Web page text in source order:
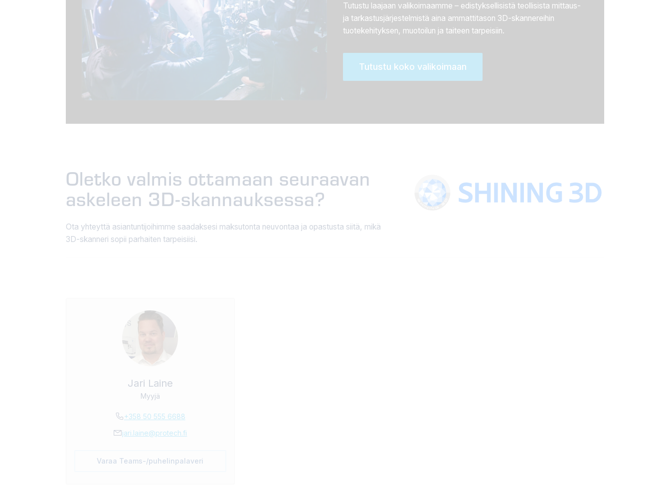
Tutustu laajaan valikoimaamme – edistyksellisistä teollisista mittaus-
ja tarkastusjärjestelmistä aina ammattitason 3D-skannereihin
tuotekehityksen, muotoilun ja taiteen tarpeisiin.
Tutustu koko valikoimaan
Oletko valmis ottamaan seuraavan
askeleen 3D-skannauksessa?
Ota yhteyttä asiantuntijoihimme saadaksesi maksutonta neuvontaa ja opastusta siitä, mikä
3D-skanneri sopii parhaiten tarpeisiisi.
Jari Laine
Myyjä
+358 50 555 6688
jari.laine@protech.fi
Varaa Teams-/puhelinpalaveri